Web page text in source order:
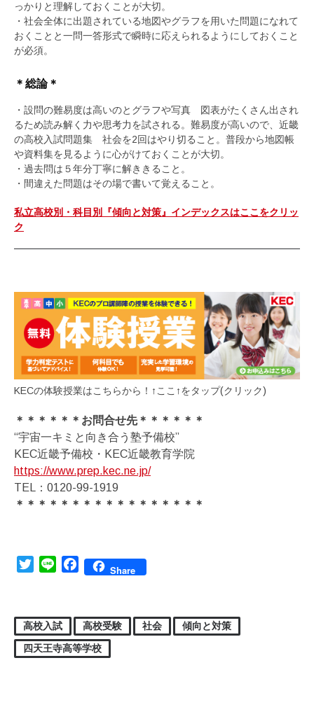
っかりと理解しておくことが大切。
・社会全体に出題されている地図やグラフを用いた問題になれて
おくことと一問一答形式で瞬時に応えられるようにしておくこと
が必須。
＊総論＊
・設問の難易度は高いのとグラフや写真 図表がたくさん出され
るため読み解く力や思考力を試される。難易度が高いので、近畿
の高校入試問題集 社会を2回はやり切ること。普段から地図帳
や資料集を見るように心がけておくことが大切。
・過去問は５年分丁寧に解ききること。
・間違えた問題はその場で書いて覚えること。
私立高校別・科目別『傾向と対策』インデックスはここをクリッ
ク
KECの体験授業はこちらから！↑ここ↑をタップ(クリック)
＊＊＊＊＊＊お問合せ先＊＊＊＊＊＊
“宇宙一キミと向き合う塾予備校”
KEC近畿予備校・KEC近畿教育学院
https://www.prep.kec.ne.jp/
TEL：0120-99-1919
＊＊＊＊＊＊＊＊＊＊＊＊＊＊＊＊＊
TwitterLine FacebookShare
高校入試 高校受験 社会
傾向と対策
四天王寺高等学校